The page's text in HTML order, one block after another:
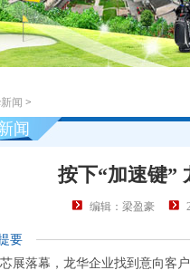
闻 >
闻
按下“加速键”
编辑：梁盈豪
要
展落幕，龙华企业找到意向客户